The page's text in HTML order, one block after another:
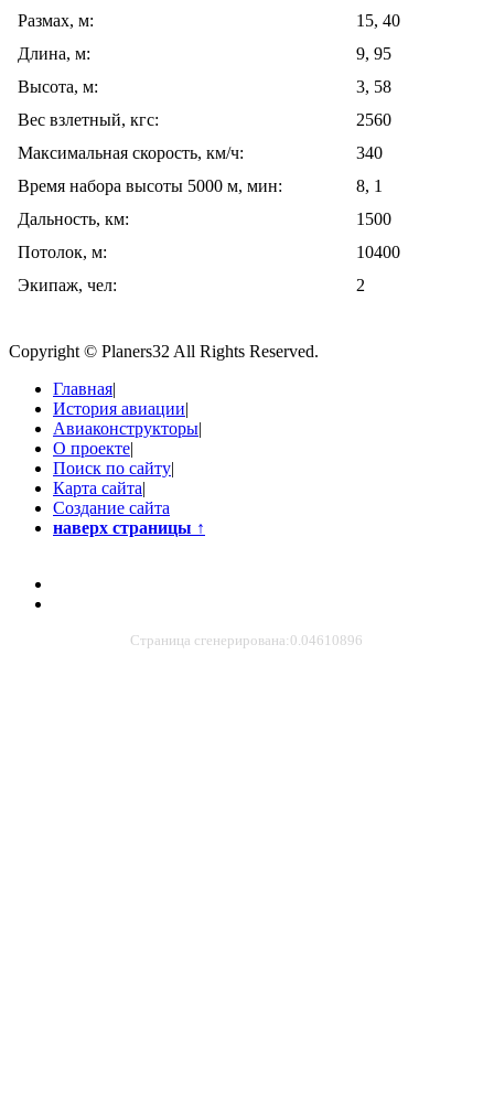
Размах, м:
15, 40
Длина, м:
9, 95
Высота, м:
3, 58
Вес взлетный, кгс:
2560
Максимальная скорость, км/ч:
340
Время набора высоты 5000 м, мин:
8, 1
Дальность, км:
1500
Потолок, м:
10400
Экипаж, чел:
2
Copyright © Planers32 All Rights Reserved.
Главная|
История авиации|
Авиаконструкторы|
О проекте|
Поиск по сайту|
Карта сайта|
Создание сайта
наверх страницы ↑
Страница сгенерирована:0.04610896